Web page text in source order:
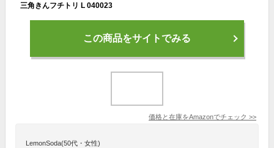
三角きんフチトリ L 040023
この商品をサイトでみる
価格と在庫をAmazonでチェック >>
LemonSoda(50代・女性)